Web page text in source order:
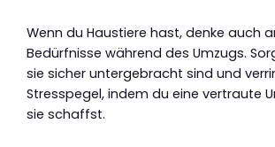
Wenn du Haustiere hast, denke auch
Bedürfnisse während des Umzugs.
sie sicher untergebracht sind und
Stresspegel, indem du eine vertraute
sie schaffst.